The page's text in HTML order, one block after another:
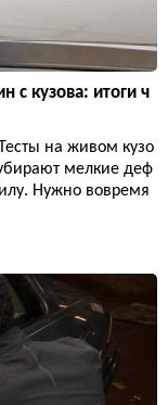
с кузова: итоги ч
на живом кузо
мелкие деф
Нужно вовремя